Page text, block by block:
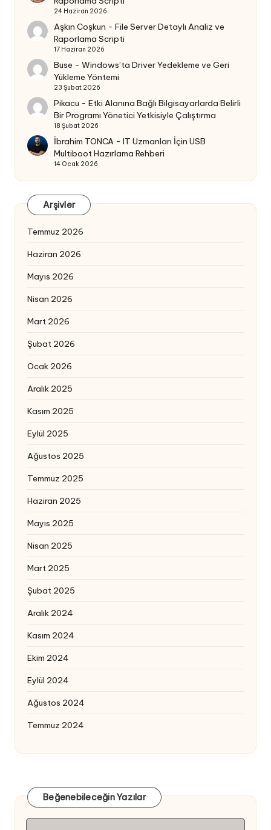
24 Haziran 2026
Aşkın Coşkun -File Server Detaylı Analiz ve
Raporlama Scripti
17 Haziran 2026
Buse -Windows’ta Driver Yedekleme ve Geri
Yükleme Yöntemi
23 Şubat 2026
Pikacu -Etki Alanına Bağlı Bilgisayarlarda Belirli
Bir Programı Yönetici Yetkisiyle Çalıştırma
18 Şubat 2026
İbrahim TONCA -IT Uzmanları İçin USB
Multiboot Hazırlama Rehberi
14 Ocak 2026
Arşivler
Temmuz 2026
Haziran 2026
Mayıs 2026
Nisan 2026
Mart 2026
Şubat 2026
Ocak 2026
Aralık 2025
Kasım 2025
Eylül 2025
Ağustos 2025
Temmuz 2025
Haziran 2025
Mayıs 2025
Nisan 2025
Mart 2025
Şubat 2025
Aralık 2024
Kasım 2024
Ekim 2024
Eylül 2024
Ağustos 2024
Temmuz 2024
Beğenebileceğin Yazılar